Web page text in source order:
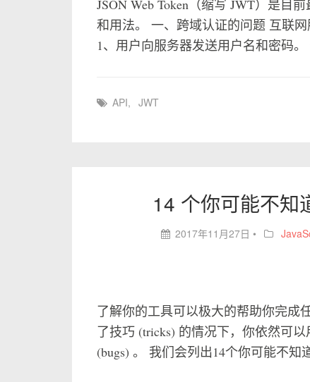
JSON Web Token（缩写 JWT）是目
和用法。 一、跨域认证的问题 互联
1、用户向服务器发送用户名和密码
API, JWT
14 个你可能不知
2017年11月27日 •
了解你的工具可以极大的帮助你完成
了技巧 (tricks) 的情况下，你依然可
(bugs) 。 我们会列出14个你可能不